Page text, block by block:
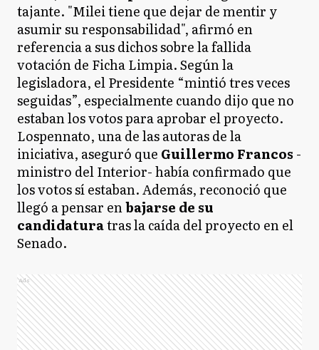
tajante. "Milei tiene que dejar de mentir y
asumir su responsabilidad", afirmó en
referencia a sus dichos sobre la fallida
votación de Ficha Limpia. Según la
legisladora, el Presidente “mintió tres veces
seguidas”, especialmente cuando dijo que no
estaban los votos para aprobar el proyecto.
Lospennato, una de las autoras de la
iniciativa, aseguró que Guillermo Francos-
ministro del Interior- había confirmado que
los votos sí estaban. Además, reconoció que
llegó a pensar enbajarse de su
candidaturatras la caída del proyecto en el
Senado.
Ads